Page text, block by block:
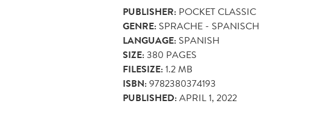
PUBLISHER: POCKET CLASSIC
GENRE: SPRACHE - SPANISCH
LANGUAGE: SPANISH
SIZE:380 PAGES
FILESIZE:1.2 MB
ISBN:9782380374193
PUBLISHED:APRIL 1, 2022